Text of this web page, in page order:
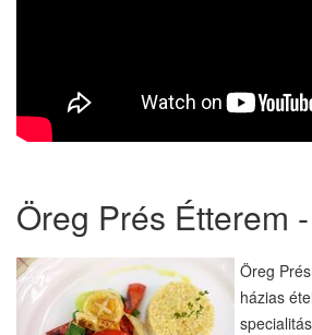
Öreg Prés Étterem
Öreg
házias